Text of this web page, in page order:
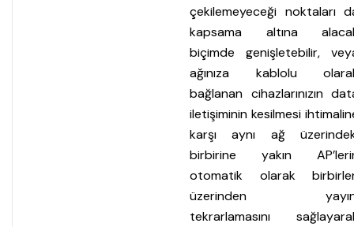
çekilemeyeceği noktaları
kapsama altına
biçimde genişletebilir,
ağınıza kablolu
bağlanan cihazlarınızın
iletişiminin kesilmesi
karşı aynı ağ
birbirine yakın
otomatik olarak
üzerinden
tekrarlamasını